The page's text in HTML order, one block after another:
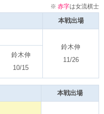
※ 赤字は女流棋士
本戦出場
鈴木伸
11/26
鈴木伸
10/15
本戦出場